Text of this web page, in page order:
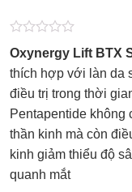
Được
xếp
hạng
0.0
5
sao
Oxynergy Lift BTX
thích hợp với làn da
điều trị trong thời
Pentapentide không
thần kinh mà còn
kinh giảm thiểu độ
quanh mắt